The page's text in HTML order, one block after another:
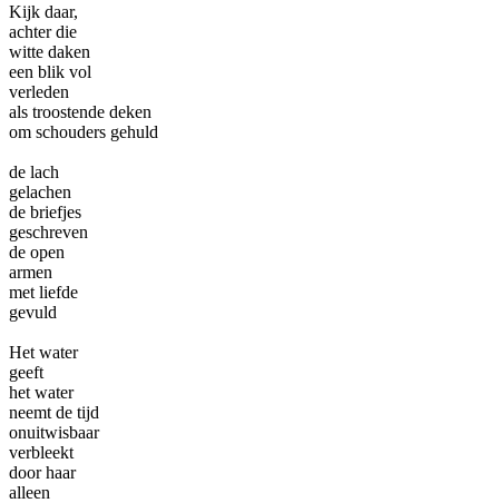
Kijk daar,
achter die
witte daken
een blik vol
verleden
als troostende deken
om schouders gehuld
de lach
gelachen
de briefjes
geschreven
de open
armen
met liefde
gevuld
Het water
geeft
het water
neemt de tijd
onuitwisbaar
verbleekt
door haar
alleen